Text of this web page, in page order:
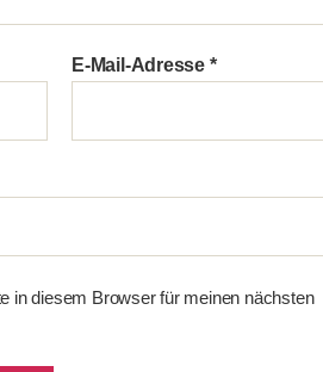
E-Mail-Adresse *
in diesem Browser für meinen nächsten